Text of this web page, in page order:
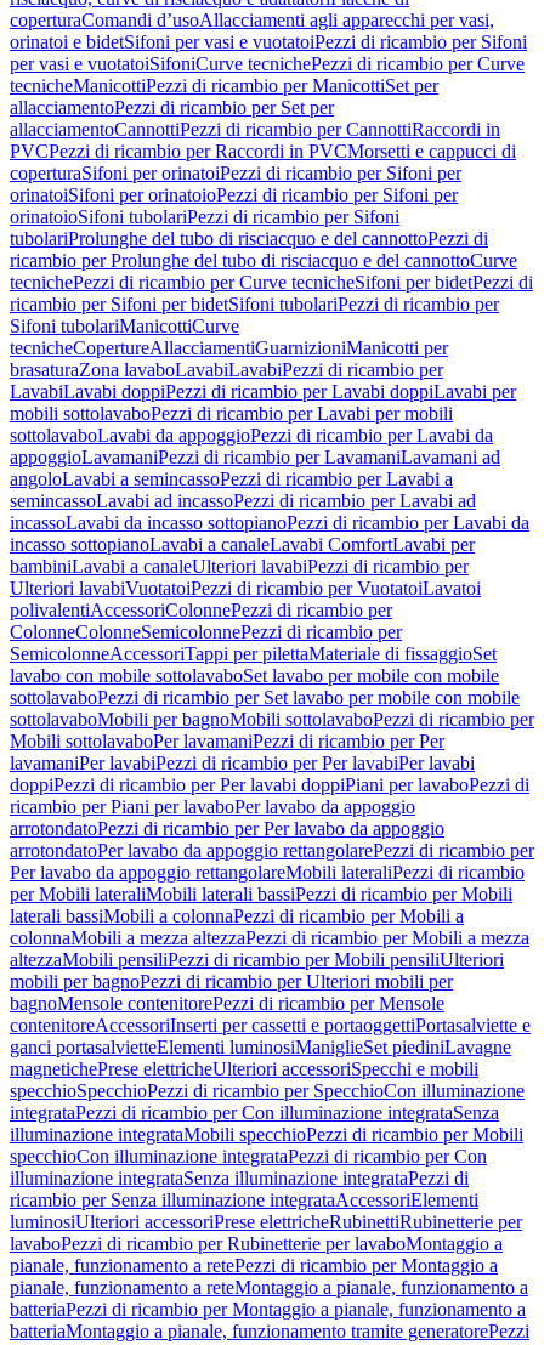
coperturaComandi d’usoAllacciamenti agli apparecchi per vasi,
orinatoi e bidetSifoni per vasi e vuotatoiPezzi di ricambio per Sifoni
per vasi e vuotatoiSifoniCurve tecnichePezzi di ricambio per Curve
tecnicheManicottiPezzi di ricambio per ManicottiSet per
allacciamentoPezzi di ricambio per Set per
allacciamentoCannottiPezzi di ricambio per CannottiRaccordi in
PVCPezzi di ricambio per Raccordi in PVCMorsetti e cappucci di
coperturaSifoni per orinatoiPezzi di ricambio per Sifoni per
orinatoiSifoni per orinatoioPezzi di ricambio per Sifoni per
orinatoioSifoni tubolariPezzi di ricambio per Sifoni
tubolariProlunghe del tubo di risciacquo e del cannottoPezzi di
ricambio per Prolunghe del tubo di risciacquo e del cannottoCurve
tecnichePezzi di ricambio per Curve tecnicheSifoni per bidetPezzi di
ricambio per Sifoni per bidetSifoni tubolariPezzi di ricambio per
Sifoni tubolariManicottiCurve
tecnicheCopertureAllacciamentiGuarnizioniManicotti per
brasaturaZona lavaboLavabiLavabiPezzi di ricambio per
LavabiLavabi doppiPezzi di ricambio per Lavabi doppiLavabi per
mobili sottolavaboPezzi di ricambio per Lavabi per mobili
sottolavaboLavabi da appoggioPezzi di ricambio per Lavabi da
appoggioLavamaniPezzi di ricambio per LavamaniLavamani ad
angoloLavabi a semincassoPezzi di ricambio per Lavabi a
semincassoLavabi ad incassoPezzi di ricambio per Lavabi ad
incassoLavabi da incasso sottopianoPezzi di ricambio per Lavabi da
incasso sottopianoLavabi a canaleLavabi ComfortLavabi per
bambiniLavabi a canaleUlteriori lavabiPezzi di ricambio per
Ulteriori lavabiVuotatoiPezzi di ricambio per VuotatoiLavatoi
polivalentiAccessoriColonnePezzi di ricambio per
ColonneColonneSemicolonnePezzi di ricambio per
SemicolonneAccessoriTappi per pilettaMateriale di fissaggioSet
lavabo con mobile sottolavaboSet lavabo per mobile con mobile
sottolavaboPezzi di ricambio per Set lavabo per mobile con mobile
sottolavaboMobili per bagnoMobili sottolavaboPezzi di ricambio per
Mobili sottolavaboPer lavamaniPezzi di ricambio per Per
lavamaniPer lavabiPezzi di ricambio per Per lavabiPer lavabi
doppiPezzi di ricambio per Per lavabi doppiPiani per lavaboPezzi di
ricambio per Piani per lavaboPer lavabo da appoggio
arrotondatoPezzi di ricambio per Per lavabo da appoggio
arrotondatoPer lavabo da appoggio rettangolarePezzi di ricambio per
Per lavabo da appoggio rettangolareMobili lateraliPezzi di ricambio
per Mobili lateraliMobili laterali bassiPezzi di ricambio per Mobili
laterali bassiMobili a colonnaPezzi di ricambio per Mobili a
colonnaMobili a mezza altezzaPezzi di ricambio per Mobili a mezza
altezzaMobili pensiliPezzi di ricambio per Mobili pensiliUlteriori
mobili per bagnoPezzi di ricambio per Ulteriori mobili per
bagnoMensole contenitorePezzi di ricambio per Mensole
contenitoreAccessoriInserti per cassetti e portaoggettiPortasalviette e
ganci portasalvietteElementi luminosiManiglieSet piediniLavagne
magnetichePrese elettricheUlteriori accessoriSpecchi e mobili
specchioSpecchioPezzi di ricambio per SpecchioCon illuminazione
integrataPezzi di ricambio per Con illuminazione integrataSenza
illuminazione integrataMobili specchioPezzi di ricambio per Mobili
specchioCon illuminazione integrataPezzi di ricambio per Con
illuminazione integrataSenza illuminazione integrataPezzi di
ricambio per Senza illuminazione integrataAccessoriElementi
luminosiUlteriori accessoriPrese elettricheRubinettiRubinetterie per
lavaboPezzi di ricambio per Rubinetterie per lavaboMontaggio a
pianale, funzionamento a retePezzi di ricambio per Montaggio a
pianale, funzionamento a reteMontaggio a pianale, funzionamento a
batteriaPezzi di ricambio per Montaggio a pianale, funzionamento a
batteriaMontaggio a pianale, funzionamento tramite generatorePezzi